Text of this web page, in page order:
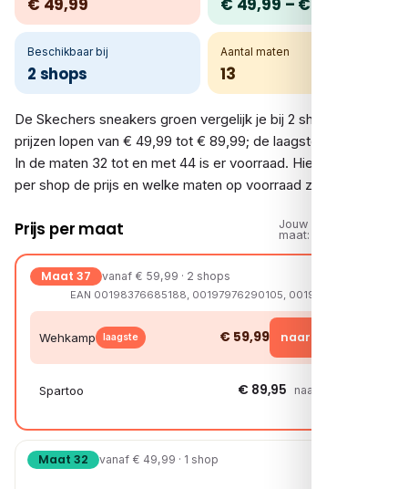
€ 49,99 € 49,99 – € 89,99
Beschikbaar bij
2 shops
Aantal maten
13
De Skechers sneakers groen vergelijk je bij 2 shops. De
prijzen lopen van € 49,99 tot € 89,99; de laagste is € 49,99.
In de maten 32 tot en met 44 is er voorraad. Hieronder zie je
per shop de prijs en welke maten op voorraad zijn.
Prijs per maat
Jouw
maat:
Maat 32 vanaf € 49,99 · 1 shop
Maat 37 vanaf € 59,99 · 2 shops
EAN 00198376685188, 00197976290105, 00197627201382
Wehkamp laagste € 59,99 naar shop →
Spartoo € 89,95 naar shop →